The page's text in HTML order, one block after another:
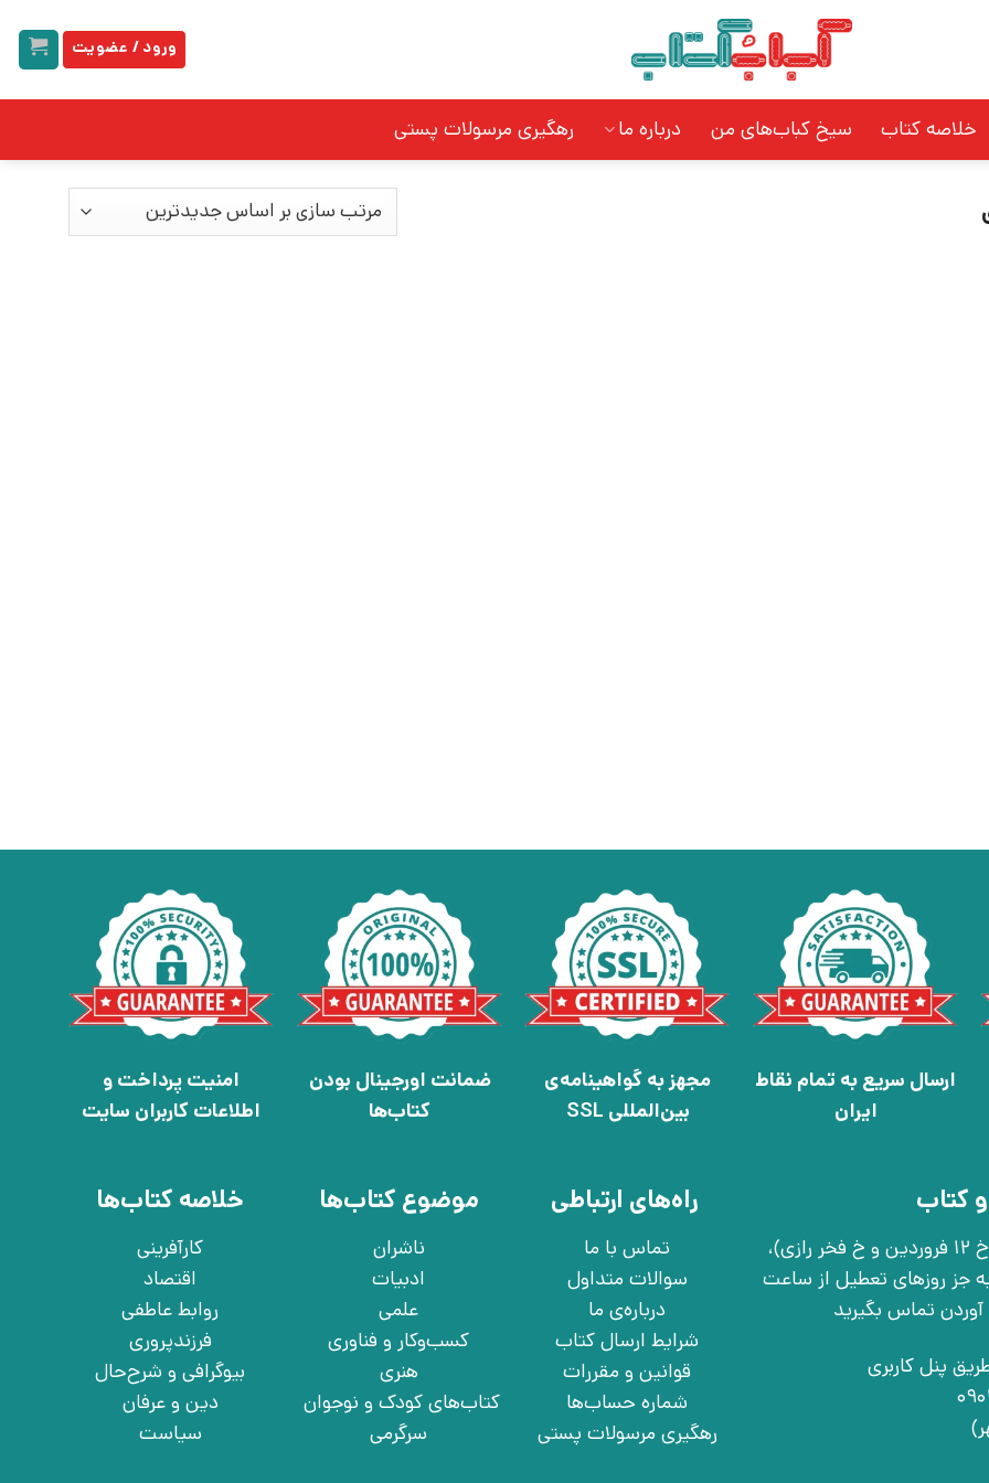
ورود / عضویت
خلاصه کتاب سیخ کباب‌های من درباره ما رهگیری مرسولات پستی
ارسال سریع به تمام نقاط
ایران
مجهز به گواهینامه‌ی
بین‌المللی SSL
ضمانت اورجینال بودن
کتاب‌ها
امنیت پرداخت و
اطلاعات کاربران سایت
کتاب
تهران، خ انقلاب، خ 12 فروردین، خ روانمهر شرقی(بین خ 12 فروردین و خ فخر رازی)،
به جز روزهای تعطیل از ساعت
پنل کاربری
راه‌های ارتباطی
تماس با ما
سوالات متداول
درباره‌ی ما
شرایط ارسال کتاب
قوانین و مقررات
شماره حساب‌ها
رهگیری مرسولات پستی
موضوع کتاب‌ها
ناشران
ادبیات
علمی
کسب‌وکار و فناوری
هنری
کتاب‌های کودک و نوجوان
سرگرمی
خلاصه کتاب‌ها
کارآفرینی
اقتصاد
روابط عاطفی
فرزندپروری
بیوگرافی و شرح‌حال
دین و عرفان
سیاست